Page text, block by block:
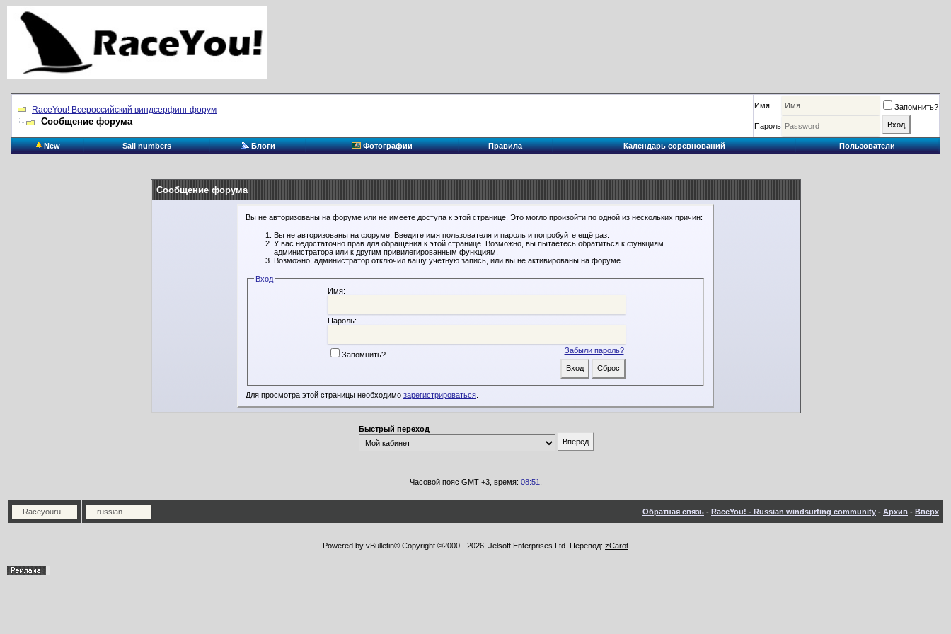
RaceYou! Всероссийский виндсерфинг форум
Сообщение форума
Имя Запомнить?
Пароль
New Sail numbers Блоги Фотографии Правила Календарь соревнований Пользователи
Сообщение форума
Вы не авторизованы на форуме или не имеете доступа к этой странице. Это могло произойти по одной из нескольких причин:
Вы не авторизованы на форуме. Введите имя пользователя и пароль и попробуйте ещё раз.
У вас недостаточно прав для обращения к этой странице. Возможно, вы пытаетесь обратиться к функциям
администратора или к другим привилегированным функциям.
Возможно, администратор отключил вашу учётную запись, или вы не активированы на форуме.
Вход
Имя:
Пароль:
Забыли пароль?
Запомнить?
Для просмотра этой страницы необходимо зарегистрироваться
Быстрый переход
Часовой пояс GMT +3, время: 08:51
Обратная связь - RaceYou! - Russian windsurfing community - Архив - Вверх
Powered by vBulletin® Copyright ©2000 - 2026, Jelsoft Enterprises Ltd. Перевод: zCarot